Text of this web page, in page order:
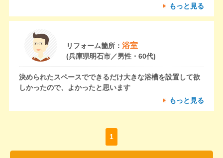
もっと見る
リフォーム箇所： 浴室
(兵庫県明石市／男性・60代)
決められたスペースでできるだけ大きな浴槽を設置して欲
しかったので、よかったと思います
もっと見る
1